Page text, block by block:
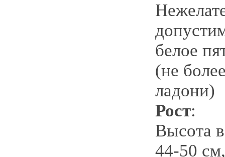
белое
(не
ладони)
Рост:
Высота
44-50